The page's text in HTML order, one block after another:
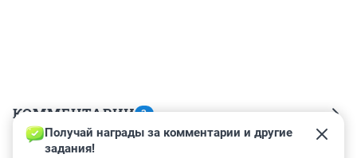
КОММЕНТАРИИ 3
Гость
Получай награды за комментарии и другие
задания!